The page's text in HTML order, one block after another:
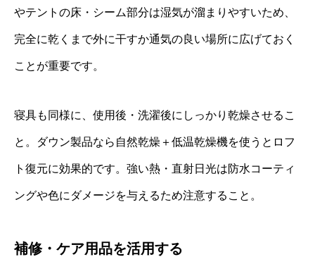
やテントの床・シーム部分は湿気が溜まりやすいため、
完全に乾くまで外に干すか通気の良い場所に広げておく
ことが重要です。
寝具も同様に、使用後・洗濯後にしっかり乾燥させるこ
と。ダウン製品なら自然乾燥＋低温乾燥機を使うとロフ
ト復元に効果的です。強い熱・直射日光は防水コーティ
ングや色にダメージを与えるため注意すること。
補修・ケア用品を活用する